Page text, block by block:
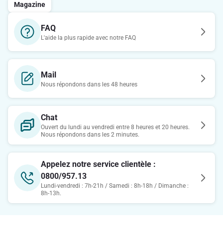
Magazine
FAQ
L'aide la plus rapide avec notre FAQ
Mail
Nous répondons dans les 48 heures
Chat
Ouvert du lundi au vendredi entre 8 heures et 20 heures.
Nous répondons dans les 2 minutes.
Appelez notre service clientèle :
0800/957.13
Lundi-vendredi : 7h-21h / Samedi : 8h-18h / Dimanche :
8h-13h.